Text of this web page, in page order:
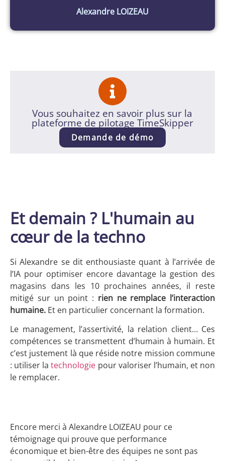
Alexandre LOIZEAU
Vous souhaitez en savoir plus sur la
plateforme de pilotage TimeSkipper
Demande de démo
Et demain ? L'humain au
cœur de la techno
Si Alexandre se dit enthousiaste quant à l’arrivée de
l’IA pour optimiser encore davantage la gestion des
magasins dans les 10 prochaines années, il reste
mitigé sur un point : rien ne remplace l’interaction
humaine. Et en particulier concernant la formation.
Le management, l’assertivité, la relation client… Ces
compétences se transmettent d’humain à humain. Et
c’est justement là que réside notre mission commune
: utiliser latechnologie pour valoriser l’humain, et non
le remplacer.
Encore merci à Alexandre LOIZEAU pour ce
témoignage qui prouve que performance
économique et bien-être des équipes ne sont pas